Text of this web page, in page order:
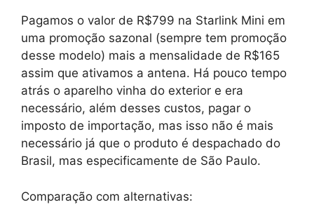
Pagamos o valor de R$799 na Starlink Mini em
uma promoção sazonal (sempre tem promoção
desse modelo) mais a mensalidade de R$165
assim que ativamos a antena. Há pouco tempo
atrás o aparelho vinha do exterior e era
necessário, além desses custos, pagar o
imposto de importação, mas isso não é mais
necessário já que o produto é despachado do
Brasil, mas especificamente de São Paulo.
Comparação com alternativas: